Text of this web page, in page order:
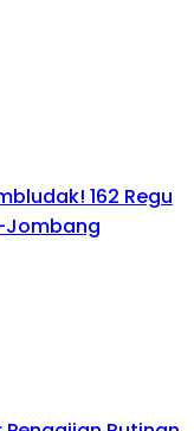
162 Regu
Jombang